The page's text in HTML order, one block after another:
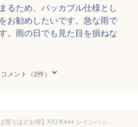
るため、パッカブル仕様とし
お勧めしたいです。急な雨で
。雨の日でも見た目を損ねな
メント（2件）
【最大800円OFFクーポン！買えば買うほどお得】KIU K444 レインバッグカバー トートバッグ レインバッグ バッグカバー トートバック ショルダーバッグ エコバック 撥水加工 はっ水 ショッピングバッグ